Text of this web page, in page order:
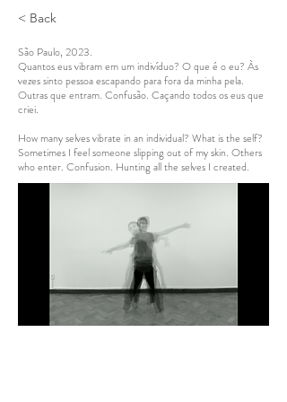
< Back
São Paulo, 2023.
Quantos eus vibram em um indivíduo? O que é o eu? Às
vezes sinto pessoa escapando para fora da minha pela.
Outras que entram. Confusão. Caçando todos os eus que
criei.
How many selves vibrate in an individual? What is the self?
Sometimes I feel someone slipping out of my skin. Others
who enter. Confusion. Hunting all the selves I created.